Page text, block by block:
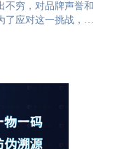
不穷，对品牌声誉和
了应对这一挑战，越
伪标签，以确保产
进行一物一码防伪